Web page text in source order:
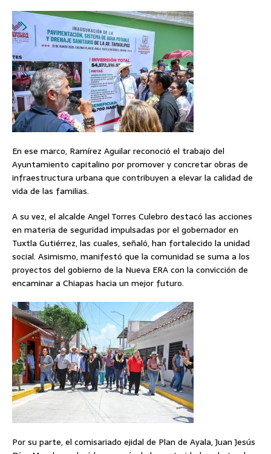
En ese marco, Ramírez Aguilar reconoció el trabajo del
Ayuntamiento capitalino por promover y concretar obras de
infraestructura urbana que contribuyen a elevar la calidad de
vida de las familias.
A su vez, el alcalde Angel Torres Culebro destacó las acciones
en materia de seguridad impulsadas por el gobernador en
Tuxtla Gutiérrez, las cuales, señaló, han fortalecido la unidad
social. Asimismo, manifestó que la comunidad se suma a los
proyectos del gobierno de la Nueva ERA con la convicción de
encaminar a Chiapas hacia un mejor futuro.
Por su parte, el comisariado ejidal de Plan de Ayala, Juan Jesús